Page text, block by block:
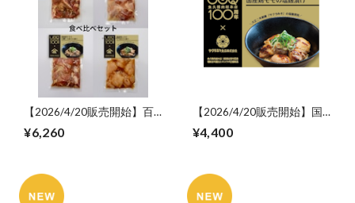
【2026/4/20販売開始】百
ト
¥6,260
【2026/4/20販売開始】国
¥4,400